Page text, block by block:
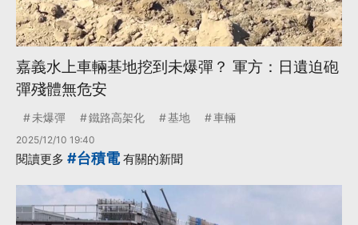
嘉義水上車輛基地挖到未爆彈？ 軍方：日遺迫砲
彈殘體無危安
未爆彈 鐵路高架化 基地 車輛
2025/12/10 19:40
閱讀更多 #台積電有關的新聞